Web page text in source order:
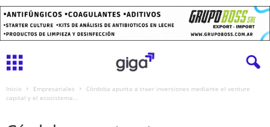
Inicio Empresariales
Córdoba apunta a traer inversiones mediante el venture
capital y el ecosistema...